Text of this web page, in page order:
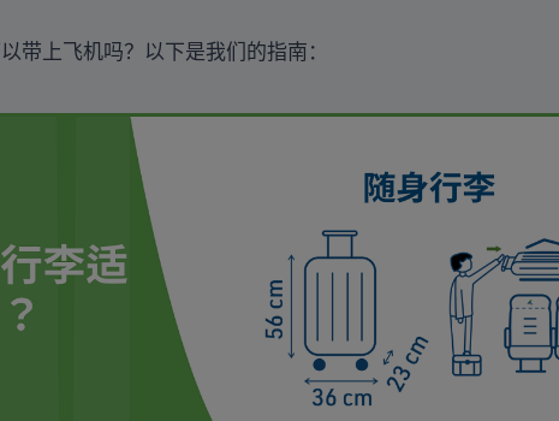
带上飞机吗？以下是我们的指南：